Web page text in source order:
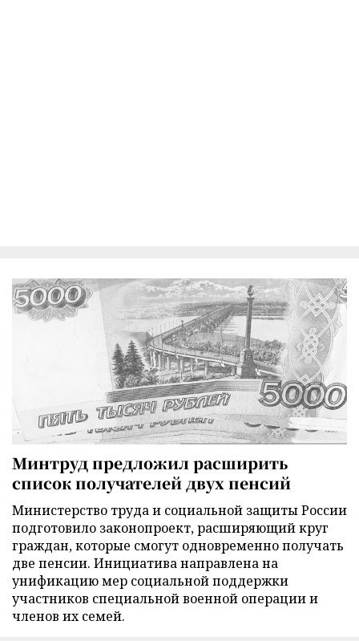
Минтруд предложил расширить
список получателей двух пенсий
Министерство труда и социальной защиты России
подготовило законопроект, расширяющий круг
граждан, которые смогут одновременно получать
две пенсии. Инициатива направлена на
унификацию мер социальной поддержки
участников специальной военной операции и
членов их семей.